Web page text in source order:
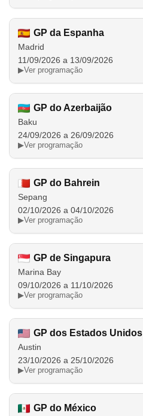
GP da Espanha
Madrid
11/09/2026 a 13/09/2026
▶Ver programação
GP do Azerbaijão
Baku
24/09/2026 a 26/09/2026
▶Ver programação
GP do Bahrein
Sepang
02/10/2026 a 04/10/2026
▶Ver programação
GP de Singapura
Marina Bay
09/10/2026 a 11/10/2026
▶Ver programação
GP dos Estados Unidos
Austin
23/10/2026 a 25/10/2026
▶Ver programação
GP do México